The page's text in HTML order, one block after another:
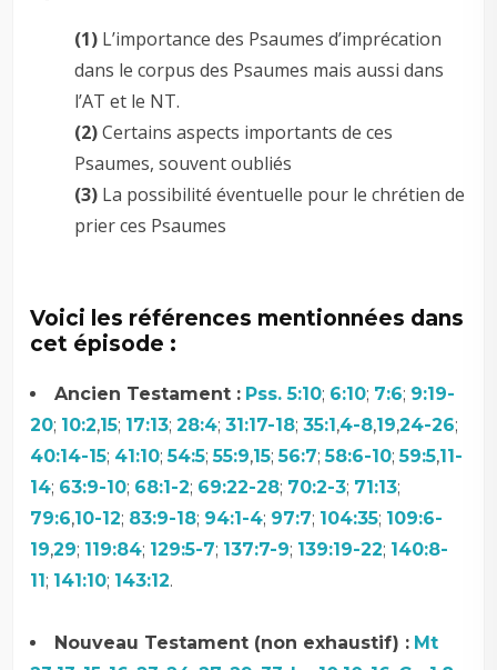
(1) L’importance des Psaumes d’imprécation
dans le corpus des Psaumes mais aussi dans
l’AT et le NT.
(2)Certains aspects importants de ces
Psaumes, souvent oubliés
(3) La possibilité éventuelle pour le chrétien de
prier ces Psaumes
Voici les références mentionnées dans
cet épisode :
Ancien Testament : Pss. 5:10; 6:10; 7:6; 9:19-
20; 10:2,15; 17:13;28:4;31:17-18;35:1,4-8,19,24-26;
40:14-15; 41:10;54:5;55:9,15;56:7;58:6-10;59:5,11-
14; 63:9-10; 68:1-2; 69:22-28; 70:2-3; 71:13;
79:6,10-12; 83:9-18; 94:1-4; 97:7; 104:35; 109:6-
19,29; 119:84; 129:5-7; 137:7-9; 139:19-22; 140:8-
11; 141:10; 143:12.
Nouveau Testament (non exhaustif) : Mt